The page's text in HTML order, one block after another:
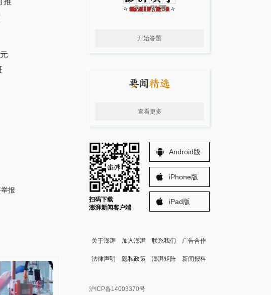
报
开始答题
查看更多
扫码下载
澎湃新闻客户端
Android版
iPhone版
iPad版
关于澎湃 加入澎湃 联系我们 广告合作
法律声明 隐私政策 澎湃矩阵
澎湃新闻公众号
新闻报料
报料邮箱: news@thepaper.cn
沪ICP备14003370号